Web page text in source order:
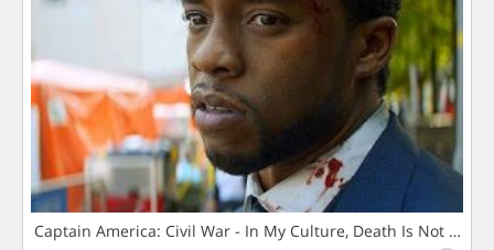
Captain America: Civil War - In My Culture, Death Is Not The